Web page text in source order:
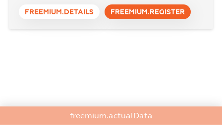
FREEMIUM.DETAILS FREEMIUM.REGISTER
freemium.actualData